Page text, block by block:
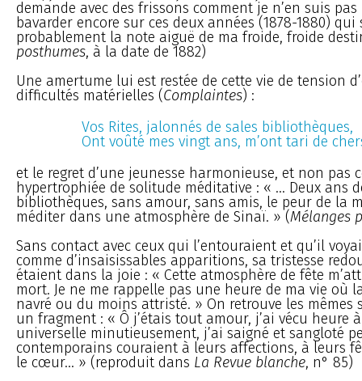
demande avec des frissons comment je n’en suis
bavarder encore sur ces deux années (1878-1880) qui
probablement la note aiguë de ma froide, froide
posthumes, à la date de 1882)
Une amertume lui est restée de cette vie de tension
difficultés matérielles (Complaintes) :
Vos Rites, jalonnés de sales bibliothèques,
Ont voûté mes vingt ans, m’ont tari de
et le regret d’une jeunesse harmonieuse, et non pas
hypertrophiée de solitude méditative : « ... Deux ans
bibliothèques, sans amour, sans amis, le peur de la
méditer dans une atmosphère de Sinaï. » (Mélanges
Sans contact avec ceux qui l’entouraient et qu’il
comme d’insaisissables apparitions, sa tristesse
étaient dans la joie : « Cette atmosphère de fête
mort. Je ne me rappelle pas une heure de ma vie où
navré ou du moins attristé. » On retrouve les mêmes
un fragment : « Ô j’étais tout amour, j’ai vécu heure
universelle minutieusement, j’ai saigné et sangloté
contemporains couraient à leurs affections, à leurs
le cœur... » (reproduit dans La Revue blanche, n° 85)